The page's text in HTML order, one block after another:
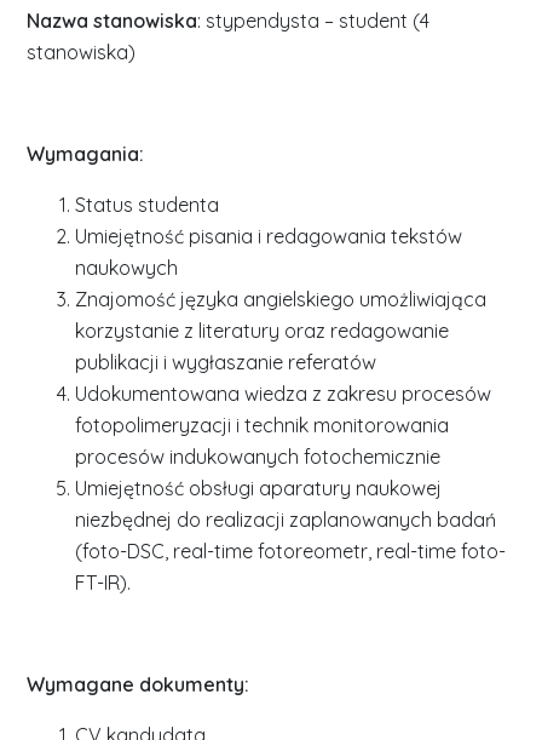
Nazwa stanowiska: stypendysta – student (4
stanowiska)
Wymagania:
Status studenta
Umiejętność pisania i redagowania tekstów
naukowych
Znajomość języka angielskiego umożliwiająca
korzystanie z literatury oraz redagowanie
publikacji i wygłaszanie referatów
Udokumentowana wiedza z zakresu procesów
fotopolimeryzacji i technik monitorowania
procesów indukowanych fotochemicznie
Umiejętność obsługi aparatury naukowej
niezbędnej do realizacji zaplanowanych badań
(foto-DSC, real-time fotoreometr, real-time foto-
FT-IR).
Wymagane dokumenty: